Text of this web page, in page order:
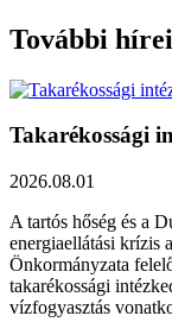
További
Takarékossági
2026.08.01
A tartós hőség és a
energiaellátási krízis
Önkormányzata
takarékossági
vízfogyasztás